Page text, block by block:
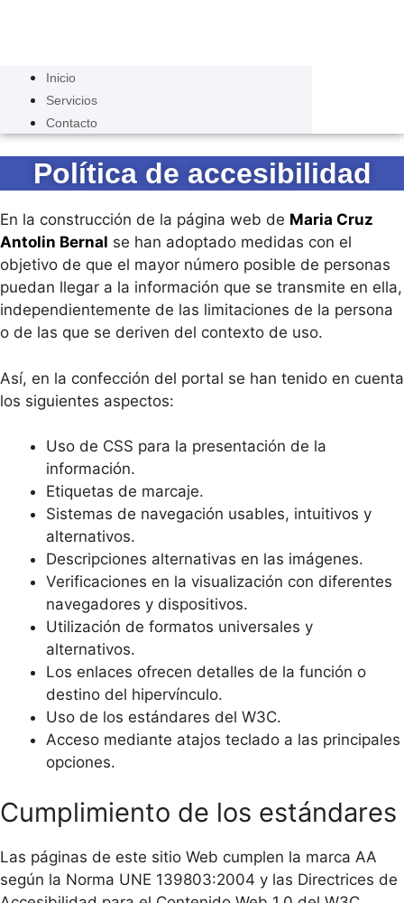
Inicio
Servicios
Contacto
Política de accesibilidad
En la construcción de la página web de Maria Cruz
Antolin Bernal se han adoptado medidas con el
objetivo de que el mayor número posible de personas
puedan llegar a la información que se transmite en ella,
independientemente de las limitaciones de la persona
o de las que se deriven del contexto de uso.
Así, en la confección del portal se han tenido en cuenta
los siguientes aspectos:
Uso de CSS para la presentación de la
información.
Etiquetas de marcaje.
Sistemas de navegación usables, intuitivos y
alternativos.
Descripciones alternativas en las imágenes.
Verificaciones en la visualización con diferentes
navegadores y dispositivos.
Utilización de formatos universales y
alternativos.
Los enlaces ofrecen detalles de la función o
destino del hipervínculo.
Uso de los estándares del W3C.
Acceso mediante atajos teclado a las principales
opciones.
Cumplimiento de los estándares
Las páginas de este sitio Web cumplen la marca AA
según la Norma UNE 139803:2004 y las Directrices de